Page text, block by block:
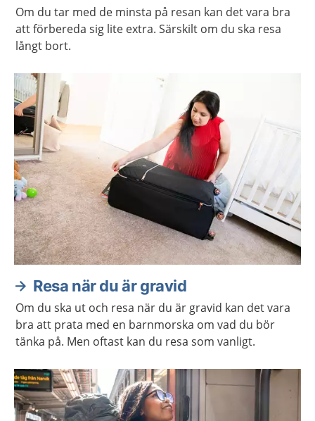
Om du tar med de minsta på resan kan det vara bra
att förbereda sig lite extra. Särskilt om du ska resa
långt bort.
Resa när du är gravid
Om du ska ut och resa när du är gravid kan det vara
bra att prata med en barnmorska om vad du bör
tänka på. Men oftast kan du resa som vanligt.